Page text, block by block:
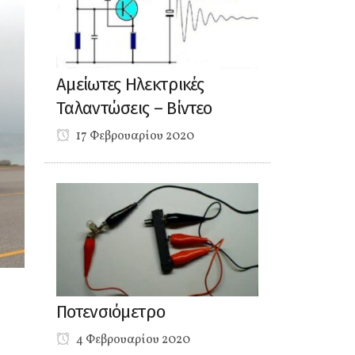
Αμείωτες Ηλεκτρικές
Ταλαντώσεις – Βίντεο
17 Φεβρουαρίου 2020
Ποτενσιόμετρο
4 Φεβρουαρίου 2020